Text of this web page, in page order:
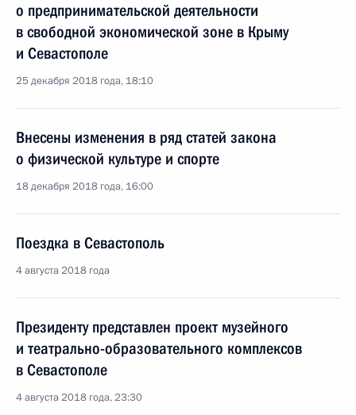
о предпринимательской деятельности
в свободной экономической зоне в Крыму
и Севастополе
25 декабря 2018 года, 18:10
Внесены изменения в ряд статей закона
о физической культуре и спорте
18 декабря 2018 года, 16:00
Поездка в Севастополь
4 августа 2018 года
Президенту представлен проект музейного
и театрально-образовательного комплексов
в Севастополе
4 августа 2018 года, 23:30